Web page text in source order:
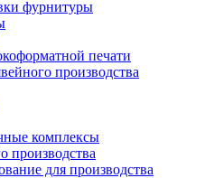
фурнитуры
печати
производства
комплексы
для производства